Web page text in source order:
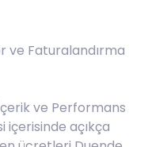
ve Faturalandırma
ve Performans
içerisinde açıkça